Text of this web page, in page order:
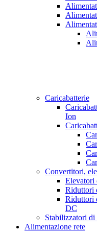
Caricabatterie
Ion
Convertitori,
Elevatori
Riduttori
Riduttori
DC
Stabilizzatori di
Alimentazione rete